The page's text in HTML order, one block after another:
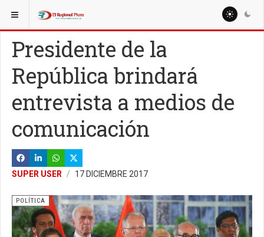
ESTÁ AQUÍ: NACIONALES
Presidente de la
República brindará
entrevista a medios de
comunicación
SUPER USER 17 DICIEMBRE 2017
POLÍTICA